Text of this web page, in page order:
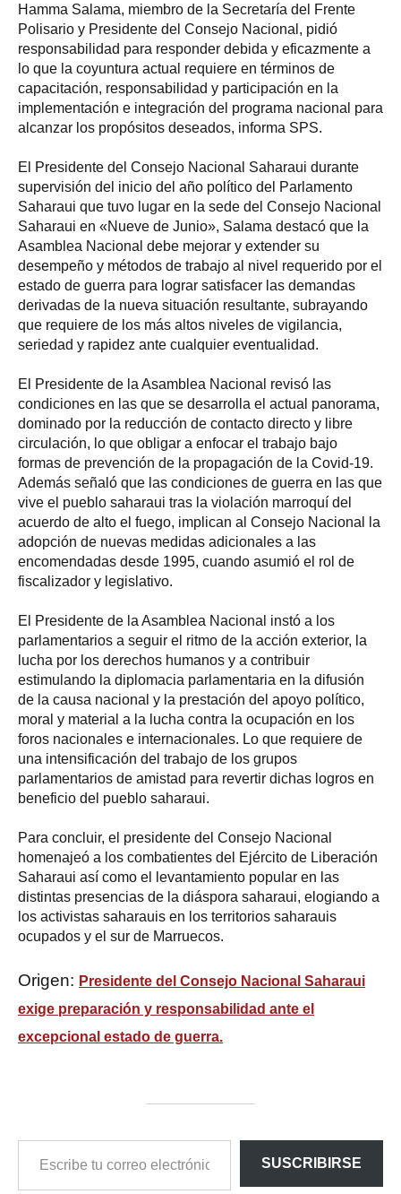
Hamma Salama, miembro de la Secretaría del Frente
Polisario y Presidente del Consejo Nacional, pidió
responsabilidad para responder debida y eficazmente a
lo que la coyuntura actual requiere en términos de
capacitación, responsabilidad y participación en la
implementación e integración del programa nacional para
alcanzar los propósitos deseados, informa SPS.
El Presidente del Consejo Nacional Saharaui durante
supervisión del inicio del año político del Parlamento
Saharaui que tuvo lugar en la sede del Consejo Nacional
Saharaui en «Nueve de Junio», Salama destacó que la
Asamblea Nacional debe mejorar y extender su
desempeño y métodos de trabajo al nivel requerido por el
estado de guerra para lograr satisfacer las demandas
derivadas de la nueva situación resultante, subrayando
que requiere de los más altos niveles de vigilancia,
seriedad y rapidez ante cualquier eventualidad.
El Presidente de la Asamblea Nacional revisó las
condiciones en las que se desarrolla el actual panorama,
dominado por la reducción de contacto directo y libre
circulación, lo que obligar a enfocar el trabajo bajo
formas de prevención de la propagación de la Covid-19.
Además señaló que las condiciones de guerra en las que
vive el pueblo saharaui tras la violación marroquí del
acuerdo de alto el fuego, implican al Consejo Nacional la
adopción de nuevas medidas adicionales a las
encomendadas desde 1995, cuando asumió el rol de
fiscalizador y legislativo.
El Presidente de la Asamblea Nacional instó a los
parlamentarios a seguir el ritmo de la acción exterior, la
lucha por los derechos humanos y a contribuir
estimulando la diplomacia parlamentaria en la difusión
de la causa nacional y la prestación del apoyo político,
moral y material a la lucha contra la ocupación en los
foros nacionales e internacionales. Lo que requiere de
una intensificación del trabajo de los grupos
parlamentarios de amistad para revertir dichas logros en
beneficio del pueblo saharaui.
Para concluir, el presidente del Consejo Nacional
homenajeó a los combatientes del Ejército de Liberación
Saharaui así como el levantamiento popular en las
distintas presencias de la diáspora saharaui, elogiando a
los activistas saharauis en los territorios saharauis
ocupados y el sur de Marruecos.
Origen: Presidente del Consejo Nacional Saharaui
exige preparación y responsabilidad ante el
excepcional estado de guerra.
SUSCRIBIRSE